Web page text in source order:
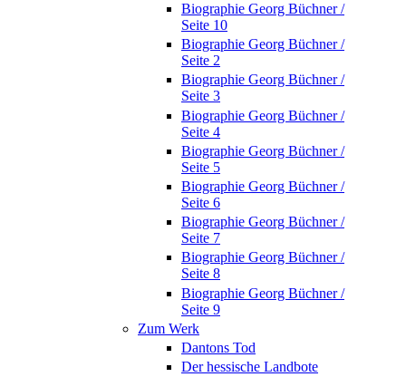
Biographie Georg Büchner /
Seite 10
Biographie Georg Büchner /
Seite 2
Biographie Georg Büchner /
Seite 3
Biographie Georg Büchner /
Seite 4
Biographie Georg Büchner /
Seite 5
Biographie Georg Büchner /
Seite 6
Biographie Georg Büchner /
Seite 7
Biographie Georg Büchner /
Seite 8
Biographie Georg Büchner /
Seite 9
Zum Werk
Dantons Tod
Der hessische Landbote